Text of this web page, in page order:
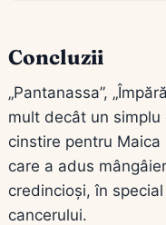
Concluzii
„Pantanassa”,
mult decât un
cinstire pentru Maica
care a adus
credincioși, în
cancerului.